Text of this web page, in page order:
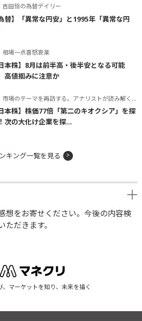
吉田恒の為替デイリー
為替】「異常な円安」と1995年「異常な円
相場一点喜怒哀楽
日本株】8月は前半高・後半安となる可能
高値掴みに注意か
市場のテーマを再訪する。アナリストが読み解くテーマの本質
日本株】株価77倍「第二のキオクシア」を探
次の大化け企業を探...
キング一覧を見る
想をお寄せください。今後の内容検
だきます。
、マーケットを知り、未来を描く